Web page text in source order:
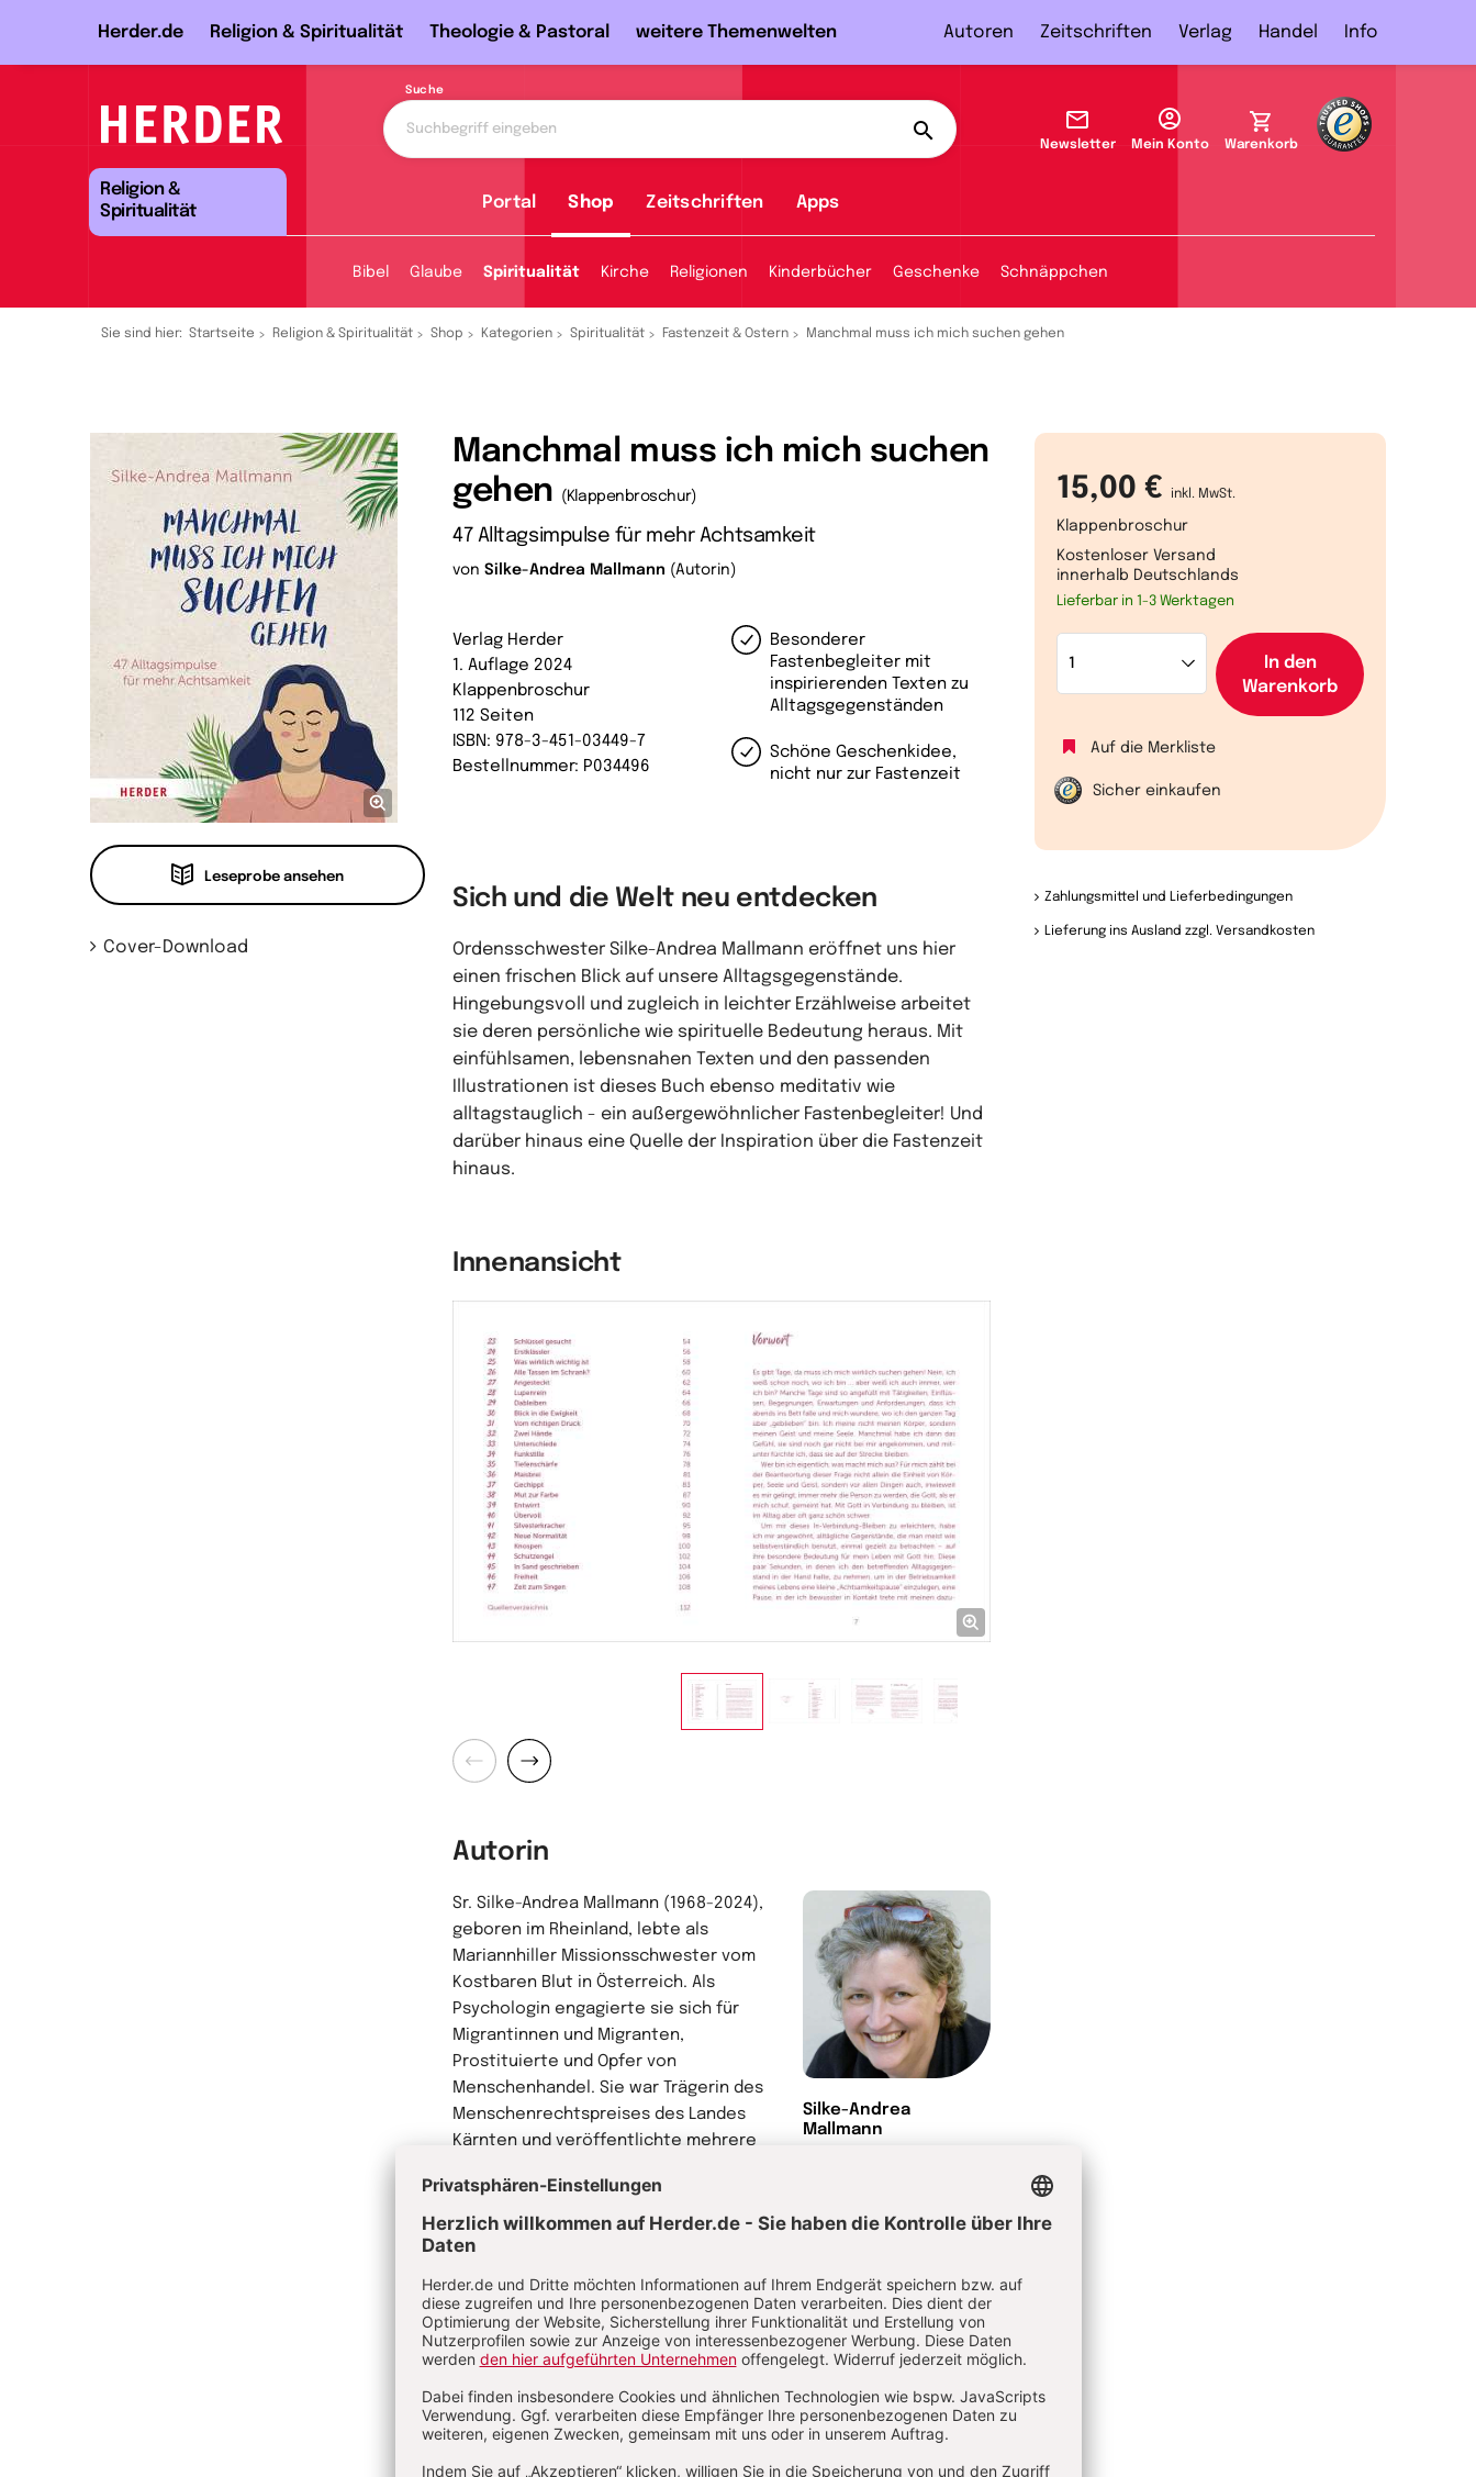
Herder.de Religion & Spiritualität Theologie & Pastoral weitere Themenwelten Autoren Zeitschriften Verlag Handel Info
Suche
Religion &
Spiritualität
Newsletter Mein Konto Warenkorb
Portal Shop Zeitschriften Apps
Bibel Glaube Spiritualität Kirche Religionen Kinderbücher Geschenke Schnäppchen
Sie sind hier: Startseite Religion & Spiritualität Shop Kategorien Spiritualität Fastenzeit & Ostern Manchmal muss ich mich suchen gehen
Leseprobe ansehen
Cover-Download
15,00 € inkl. MwSt.
Klappenbroschur
Kostenloser Versand
innerhalb Deutschlands
Lieferbar in 1-3 Werktagen
In den
Warenkorb
Auf die Merkliste
Sicher einkaufen
Zahlungsmittel und Lieferbedingungen
Lieferung ins Ausland zzgl. Versandkosten
Manchmal muss ich mich suchen
gehen
(Klappenbroschur)
47 Alltagsimpulse für mehr Achtsamkeit
von Silke-Andrea Mallmann (Autorin)
Besonderer
Fastenbegleiter mit
inspirierenden Texten zu
Alltagsgegenständen
Schöne Geschenkidee,
nicht nur zur Fastenzeit
Verlag Herder
1. Auflage 2024
Klappenbroschur
112 Seiten
ISBN: 978-3-451-03449-7
Bestellnummer: P034496
Sich und die Welt neu entdecken
Ordensschwester Silke-Andrea Mallmann eröffnet uns hier
einen frischen Blick auf unsere Alltagsgegenstände.
Hingebungsvoll und zugleich in leichter Erzählweise arbeitet
sie deren persönliche wie spirituelle Bedeutung heraus. Mit
einfühlsamen, lebensnahen Texten und den passenden
Illustrationen ist dieses Buch ebenso meditativ wie
alltagstauglich - ein außergewöhnlicher Fastenbegleiter! Und
darüber hinaus eine Quelle der Inspiration über die Fastenzeit
hinaus.
Innenansicht
Autorin
Silke-Andrea
Mallmann
Sr. Silke-Andrea Mallmann (1968-2024),
geboren im Rheinland, lebte als
Mariannhiller Missionsschwester vom
Kostbaren Blut in Österreich. Als
Psychologin engagierte sie sich für
Migrantinnen und Migranten,
Prostituierte und Opfer von
Menschenhandel. Sie war Trägerin des
Menschenrechtspreises des Landes
Kärnten und veröffentlichte mehrere
und Erde. Glauben in dunklen Stunden"
(Verlag Herder).
Mehr von Silke-Andrea Mallmann
Verwandte Themen